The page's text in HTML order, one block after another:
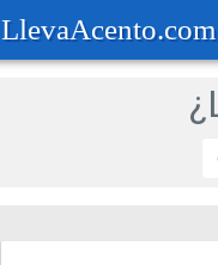
LlevaAcento.com